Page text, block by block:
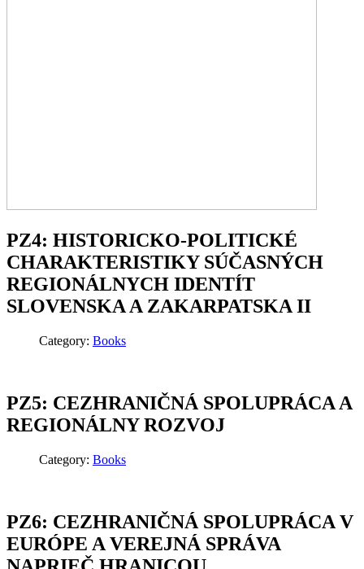
PZ4: HISTORICKO-POLITICKÉ
CHARAKTERISTIKY SÚČASNÝCH
REGIONÁLNYCH IDENTÍT
SLOVENSKA A ZAKARPATSKA II
Category: Books
PZ5: CEZHRANIČNÁ SPOLUPRÁCA A
REGIONÁLNY ROZVOJ
Category: Books
PZ6: CEZHRANIČNÁ SPOLUPRÁCA V
EURÓPE A VEREJNÁ SPRÁVA